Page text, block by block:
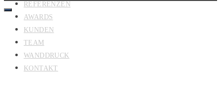
REFERENZEN
AWARDS
KUNDEN
TEAM
WANDDRUCK
KONTAKT